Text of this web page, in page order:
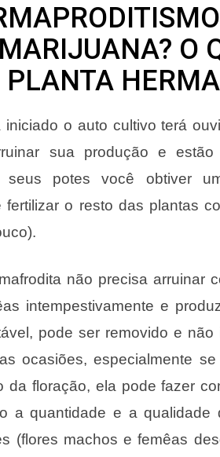
O
iniciado o auto cultivo terá
sua produção e
seus potes você obtiver
fertilizar o resto das plantas
não precisa arruinar
intempestivamente e
pode ser removido e
ocasiões, especialmente
da floração, ela pode fazer
a quantidade e a
(flores machos e femêas